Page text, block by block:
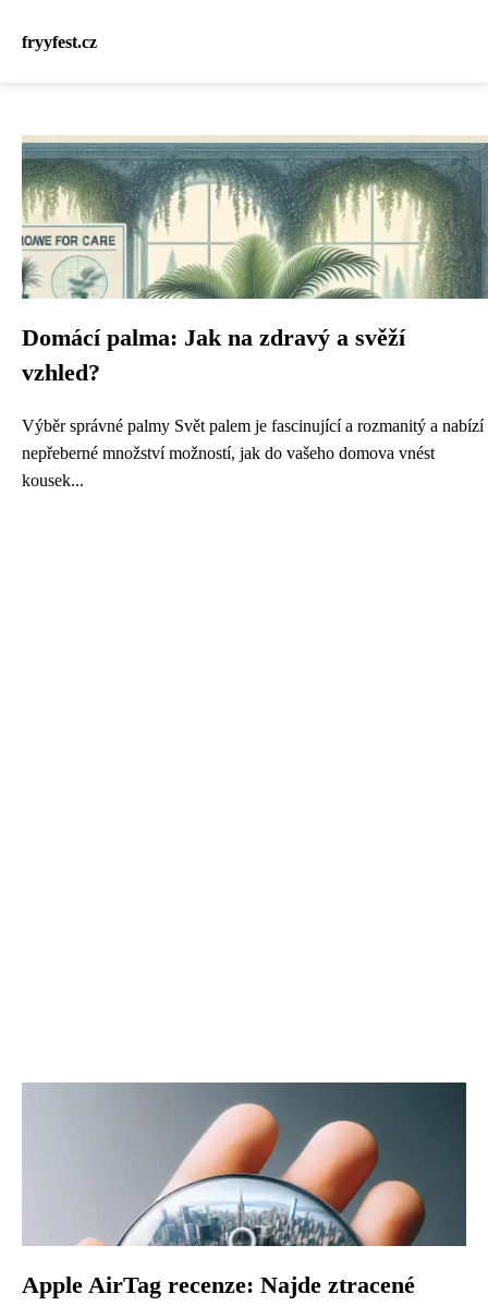
fryyfest.cz
Domácí palma: Jak na zdravý a svěží
vzhled?
Výběr správné palmy Svět palem je fascinující a rozmanitý a nabízí
nepřeberné množství možností, jak do vašeho domova vnést
kousek...
Apple AirTag recenze: Najde ztracené